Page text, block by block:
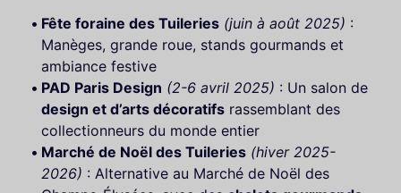
Fête foraine des Tuileries (juin à août 2025) :
Manèges, grande roue, stands gourmands et
ambiance festive
PAD Paris Design (2-6 avril 2025) : Un salon de
design et d’arts décoratifs rassemblant des
collectionneurs du monde entier
Marché de Noël des Tuileries (hiver 2025-
2026) : Alternative au Marché de Noël des